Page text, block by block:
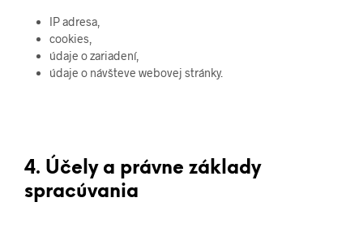
IP adresa,
cookies,
údaje o zariadení,
údaje o návšteve webovej stránky.
4. Účely a právne základy
spracúvania